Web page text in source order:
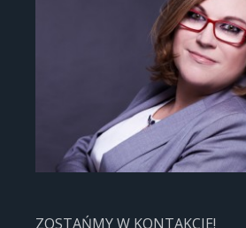
ZOSTAŃMY W KONTAKCIE!